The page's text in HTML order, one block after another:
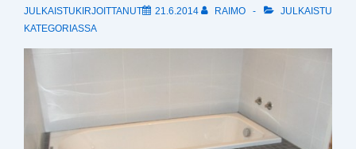
JULKAISTUKIRJOITTANUT 21.6.2014 RAIMO
JULKAISTU
KATEGORIASSA